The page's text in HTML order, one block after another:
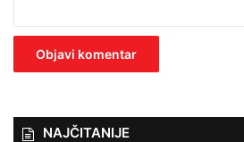
z
NAJČITANIJE